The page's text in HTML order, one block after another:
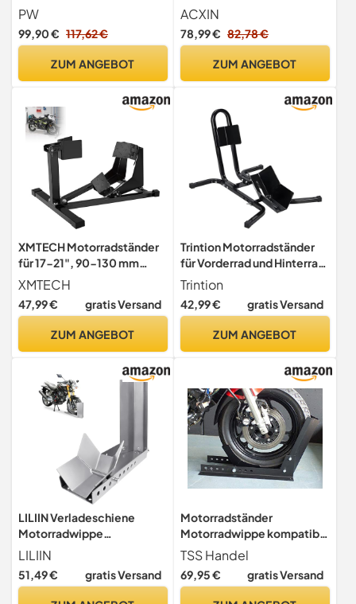
förmig, Metall, Spezielles
Haltesystem, 2 Stück, 2.1
kg, Lackiert,
Reifen
PW
99,90 € 117,62 €
ZUM ANGEBOT
Motorradwippe,
Vorderradklemme,
Verstärkter Stand, Mit 3
Sicherheitsfaktor (2 Stück)
ACXIN
78,99 € 82,78 €
ZUM ANGEBOT
XMTECH Motorradständer
für 17-21", 90-130 mm
Vorderrad, Motorradwippe,
Transportständer,
einstellbare
als Transportständer und
XMTECH
47,99 € gratis Versand
ZUM ANGEBOT
Trintion Motorradständer
für Vorderrad und Hinterrad
Verstellbare
Motorradwippe für
ReifengrößEn 17-21 Zoll
Robustem Stahl Tragkraft
Werkstatt und Garage
Trintion
42,99 € gratis Versand
ZUM ANGEBOT
LILIIN Verladeschiene
Motorradwippe
Vorderradhalterung
Radwippe
Motorradklemme
LILIIN
51,49 € gratis Versand
Motorradständer
Motorradwippe kompatibel
mit BMW F 900 XR 2020-
2020
TSS Handel
69,95 € gratis Versand